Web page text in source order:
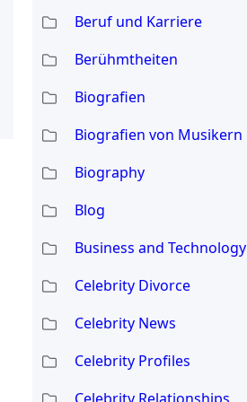
Beruf und Karriere
Berühmtheiten
Biografien
Biografien von Musikern
Biography
Blog
Business and Technology
Celebrity Divorce
Celebrity News
Celebrity Profiles